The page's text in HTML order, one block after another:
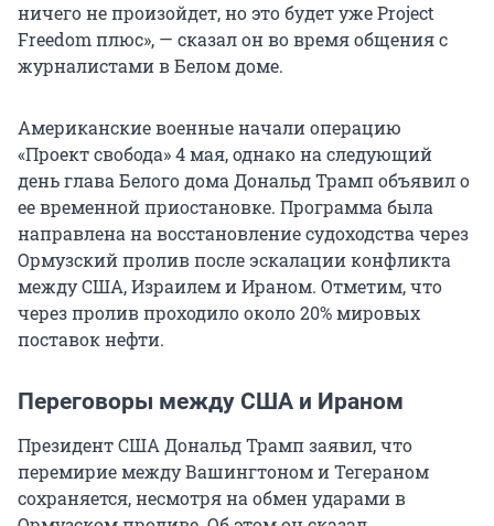
ничего не произойдет, но это будет уже Project
Freedom плюс», — сказал он во время общения с
журналистами в Белом доме.
Американские военные начали операцию
«Проект свобода» 4 мая, однако на следующий
день глава Белого дома Дональд Трамп объявил о
ее временной приостановке. Программа была
направлена на восстановление судоходства через
Ормузский пролив после эскалации конфликта
между США, Израилем и Ираном. Отметим, что
через пролив проходило около 20% мировых
поставок нефти.
Переговоры между США и Ираном
Президент США Дональд Трамп заявил, что
перемирие между Вашингтоном и Тегераном
сохраняется, несмотря на обмен ударами в